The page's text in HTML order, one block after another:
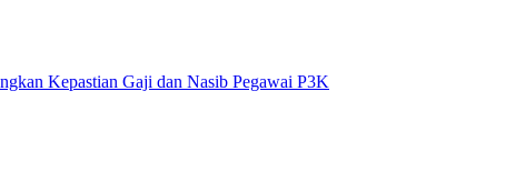
Kepastian Gaji dan Nasib Pegawai P3K